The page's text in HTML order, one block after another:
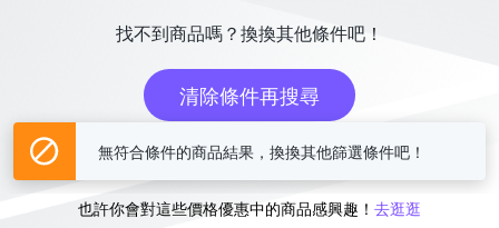
找不到商品嗎？換換其他條件吧！
清除條件再搜尋
或
也許你會對這些價格優惠中的商品感興趣！ 去逛逛
無符合條件的商品結果，換換其他篩選條件吧！